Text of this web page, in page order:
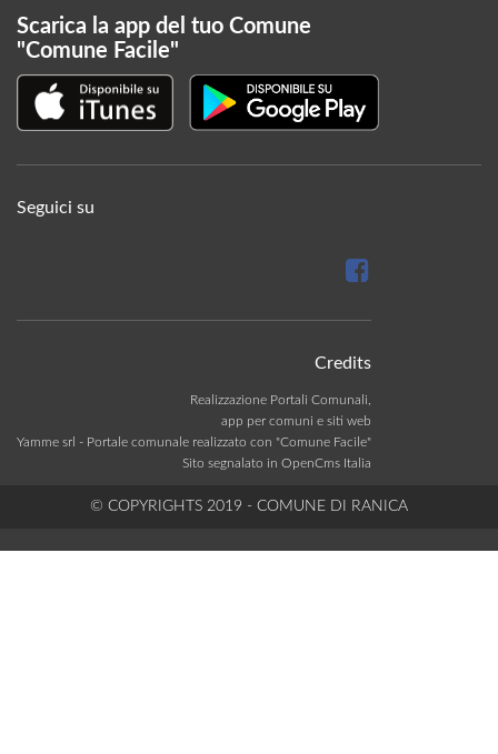
Scarica la app del tuo Comune
"Comune Facile"
Seguici su
Credits
Realizzazione Portali Comunali,
app per comuni e siti web
Yamme srl - Portale comunale realizzato con "Comune Facile"
Sito segnalato in OpenCms Italia
© COPYRIGHTS 2019 - COMUNE DI RANICA